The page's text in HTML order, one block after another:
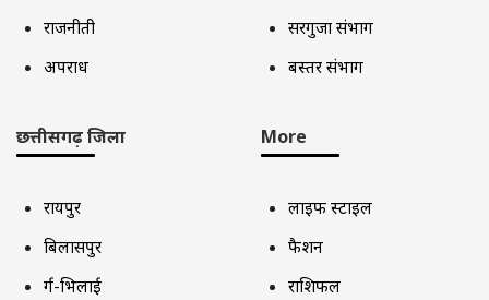
राजनीती
अपराध
सरगुजा संभाग
बस्तर संभाग
छत्तीसगढ़ जिला
रायपुर
बिलासपुर
दुर्ग-भिलाई
More
लाइफ स्टाइल
फैशन
राशिफल